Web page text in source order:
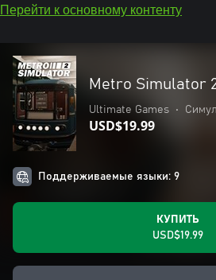
Перейти к основному контенту
Metro Simulator
Ultimate Games •
USD$19.99
Поддерживаемые языки: 9
КУПИТЬ
USD$19.99